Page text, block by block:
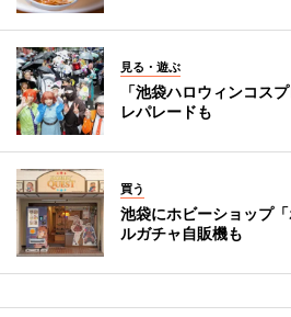
見る・遊ぶ
「池袋ハロウィンコス
レパレードも
買う
池袋にホビーショップ
ルガチャ自販機も